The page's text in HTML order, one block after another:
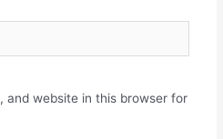
and website in this browser for